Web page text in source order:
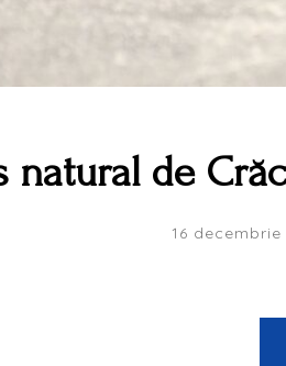
natural de
16 decembrie